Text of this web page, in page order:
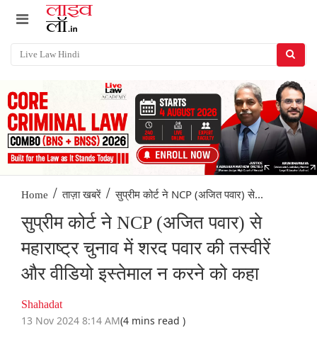
Home / ताज़ा खबरें / सुप्रीम कोर्ट ने NCP (अजित पवार) से...
सुप्रीम कोर्ट ने NCP (अजित पवार) से
महाराष्ट्र चुनाव में शरद पवार की तस्वीरें
और वीडियो इस्तेमाल न करने को कहा
Shahadat
13 Nov 2024 8:14 AM(4 mins read )